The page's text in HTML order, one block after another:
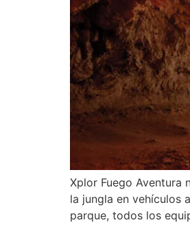
Xplor Fuego Aventura
la jungla en vehículos
parque, todos los